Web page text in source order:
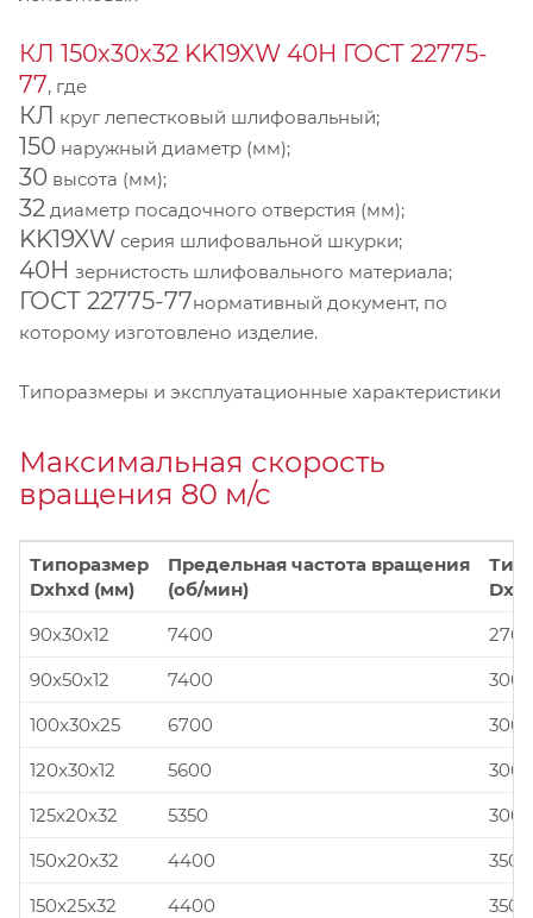
КЛ 150х30х32 KK19XW 40Н ГОСТ 22775-
77, где
КЛ круг лепестковый шлифовальный;
150 наружный диаметр (мм);
30 высота (мм);
32 диаметр посадочного отверстия (мм);
KK19XW серия шлифовальной шкурки;
40Н зернистость шлифовального материала;
ГОСТ 22775-77нормативный документ, по
которому изготовлено изделие.
Типоразмеры и эксплуатационные характеристики
Максимальная скорость
вращения 80 м/с
Типоразмер
Dxhxd (мм)
Предельная частота вращения
(об/мин)
90x30x12
7400
90x50x12
7400
100x30x25
6700
120x30x12
5600
125x20x32
5350
150x20x32
4400
150x25x32
4400